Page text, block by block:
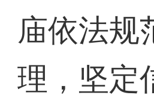
庙依法规
理，坚定